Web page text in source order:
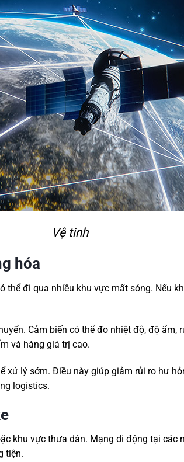
Vệ tinh
hóa
thể đi qua nhiều khu vực mất sóng. Nếu
Cảm biến có thể đo nhiệt độ, độ ẩm,
và hàng giá trị cao.
xử lý sớm. Điều này giúp giảm rủi ro hư
logistics.
khu vực thưa dân. Mạng di động tại các
tiện.